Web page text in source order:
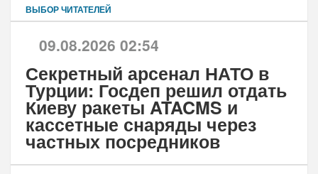
ВЫБОР ЧИТАТЕЛЕЙ
09.08.2026 02:54
Секретный арсенал НАТО в
Турции: Госдеп решил отдать
Киеву ракеты ATACMS и
кассетные снаряды через
частных посредников